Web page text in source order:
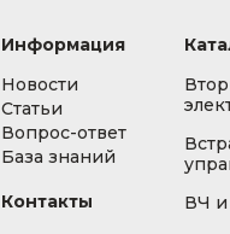
Информация
Новости
Статьи
Вопрос-ответ
База знаний
Контакты
ВЧ